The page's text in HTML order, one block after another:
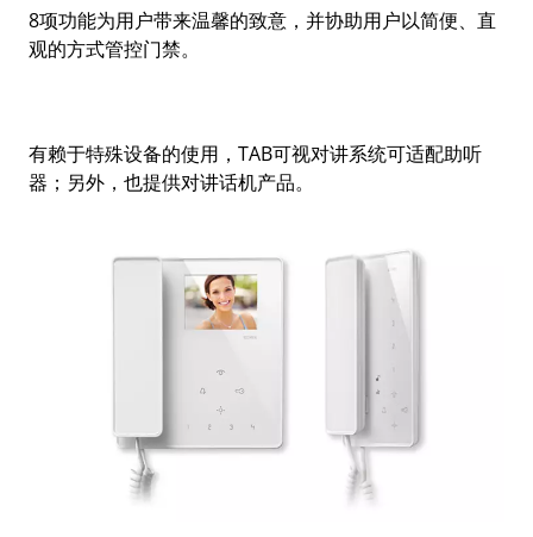
8项功能为用户带来温馨的致意，并协助用户以简便、直
观的方式管控门禁。
有赖于特殊设备的使用，TAB可视对讲系统可适配助听
器；另外，也提供对讲话机产品。